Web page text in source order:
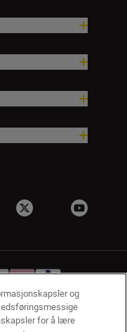
og
for å lære